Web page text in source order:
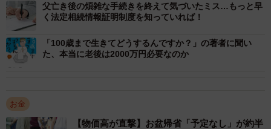
店舗に来店すると手続きに必要な添付書類や疑問点をその
場で確認できるため、窓口を利用すると良いでしょう。
必要書類は、市町村役場での書類の取り寄せや相続人全員
の署名・捺印が必要なものもあり、書類を揃えるまでには
父亡き後の煩雑な手続きを終えて気づいたミス…もっと早
く法定相続情報証明制度を知っていれば！
「100歳まで生きてどうするんですか？」の著者に聞い
た、本当に老後は2000万円必要なのか
お金
【物価高が直撃】お盆帰省「予定なし」が約半